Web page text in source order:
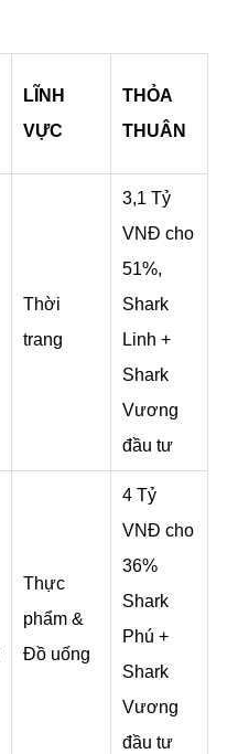
LĨNH
VỰC
THỎA
THUÂN
Thời
trang
3,1 Tỷ
VNĐ cho
51%,
Shark
Linh +
Shark
Vương
đầu tư
Thực
phẩm &
Đồ uống
4 Tỷ
VNĐ cho
36%
Shark
Phú +
Shark
Vương
đầu tư